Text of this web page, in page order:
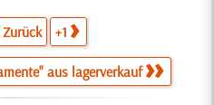
Zurück +1
aus lagerverkauf